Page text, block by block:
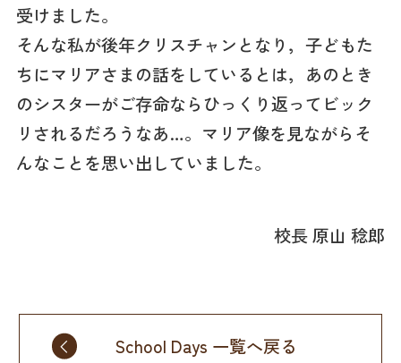
受けました。
そんな私が後年クリスチャンとなり，子どもた
ちにマリアさまの話をしているとは，あのとき
のシスターがご存命ならひっくり返ってビック
リされるだろうなあ…。マリア像を見ながらそ
んなことを思い出していました。
校長 原山 稔郎
School Days 一覧へ戻る